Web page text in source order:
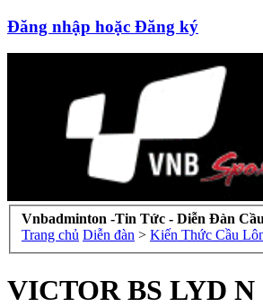
Đăng nhập hoặc Đăng ký
Vnbadminton -Tin Tức - Diễn Đàn
Trang chủ Diễn đàn > Kiến Thức Cầu
VICTOR BS LYD N